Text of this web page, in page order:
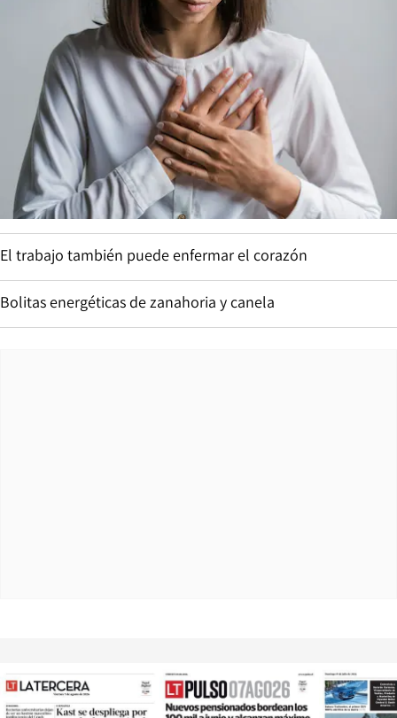
El trabajo también puede enfermar el corazón
Bolitas energéticas de zanahoria y canela
Opens in new window Opens in